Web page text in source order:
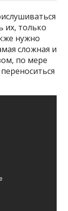
их, только
нужно
сложная и
по мере